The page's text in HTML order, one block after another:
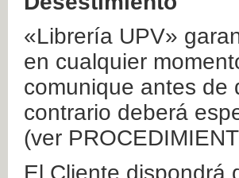
«Librería UPV»
en cualquier
comunique antes
contrario deberá
(ver
El Cliente dispondrá